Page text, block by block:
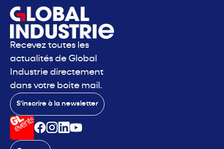
Recevez toutes les
actualités de Global
Industrie directement
dans votre boite mail.
S'inscrire à la newsletter